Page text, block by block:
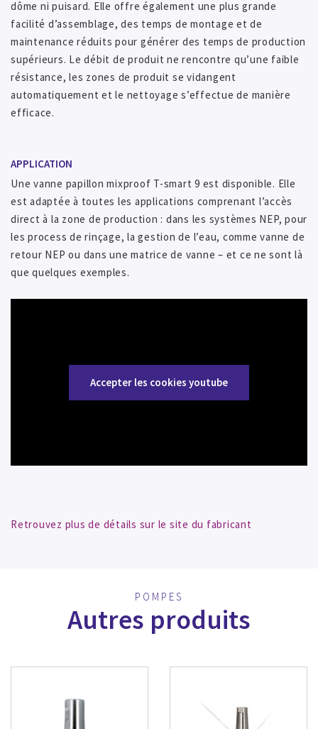
dôme ni puisard. Elle offre également une plus grande
facilité d’assemblage, des temps de montage et de
maintenance réduits pour générer des temps de production
supérieurs. Le débit de produit ne rencontre qu’une faible
résistance, les zones de produit se vidangent
automatiquement et le nettoyage s’effectue de manière
efficace.
APPLICATION
Une vanne papillon mixproof T-smart 9 est disponible. Elle
est adaptée à toutes les applications comprenant l’accès
direct à la zone de production : dans les systèmes NEP, pour
les process de rinçage, la gestion de l’eau, comme vanne de
retour NEP ou dans une matrice de vanne – et ce ne sont là
que quelques exemples.
Accepter les cookies youtube
Retrouvez plus de détails sur le site du fabricant
POMPES
Autres produits